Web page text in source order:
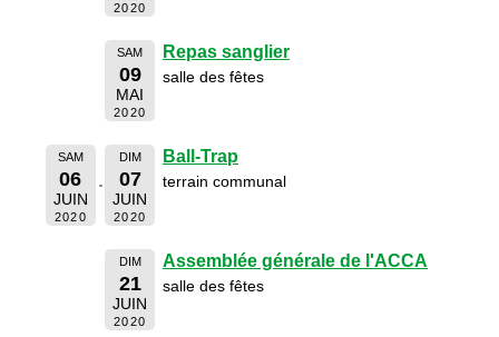
2020
SAM
09
MAI
2020
Repas sanglier
salle des fêtes
SAM
06
JUIN
2020
DIM
07
JUIN
2020
Ball-Trap
terrain communal
DIM
21
JUIN
2020
Assemblée générale de l'ACCA
salle des fêtes